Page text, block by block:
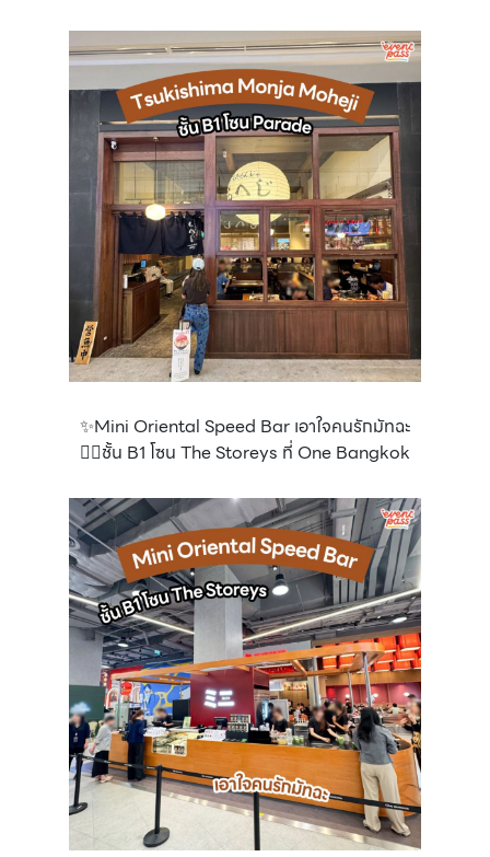
✨Mini Oriental Speed Bar เอาใจคนรักมัทฉะ
👉🏻ชั้น B1 โซน The Storeys ที่ One Bangkok